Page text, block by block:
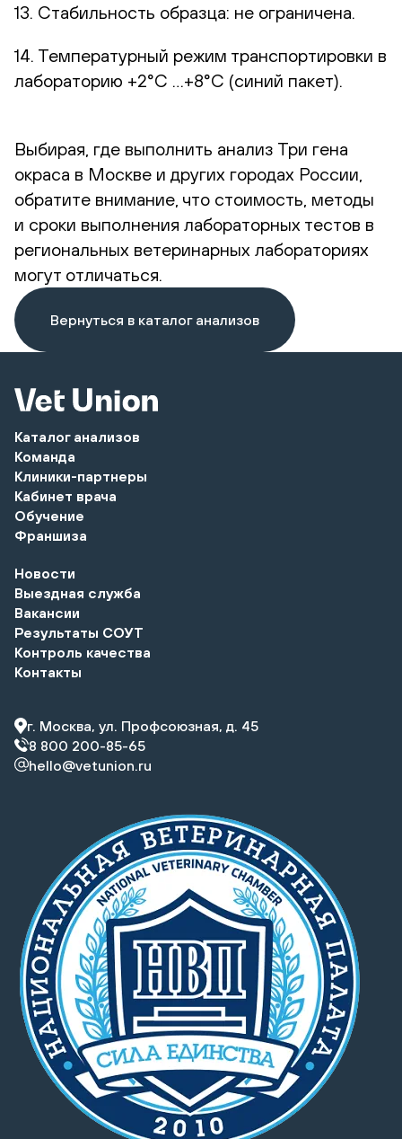
13. Стабильность образца: не ограничена.
14. Температурный режим транспортировки в
лабораторию +2°С …+8°С (синий пакет).
Выбирая, где выполнить анализ Три гена
окраса в Москве и других городах России,
обратите внимание, что стоимость, методы
и сроки выполнения лабораторных тестов в
региональных ветеринарных лабораториях
могут отличаться.
Вернуться в каталог анализов
Каталог анализов
Команда
Клиники-партнеры
Кабинет врача
Обучение
Франшиза
Новости
Выездная служба
Вакансии
Результаты СОУТ
Контроль качества
Контакты
г. Москва, ул. Профсоюзная, д. 45
8 800 200-85-65
hello@vetunion.ru